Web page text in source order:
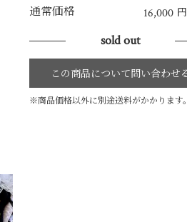
通常価格 16,000 円
sold out
※商品価格以外に別途送料がかかります。